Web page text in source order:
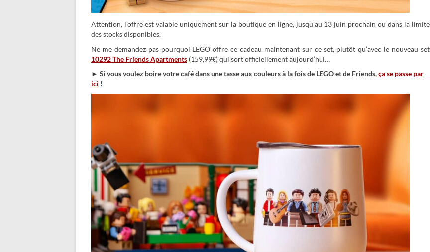
Attention, l’offre est valable uniquement sur la boutique en ligne, jusqu’au 13 juin prochain ou dans la limite
des stocks disponibles.
Ne me demandez pas pourquoi LEGO offre ce cadeau maintenant sur ce set, plutôt qu’avec le nouveau set
10292 The Friends Apartments (159,99€) qui sort officiellement aujourd’hui…
► Si vous voulez boire votre café dans une tasse aux couleurs à la fois de LEGO et de Friends,ça se passe par
ici !